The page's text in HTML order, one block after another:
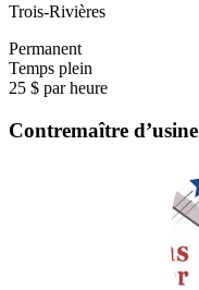
Trois-Rivières
Permanent
Temps plein
25 $ par heure
Contremaître d’usine